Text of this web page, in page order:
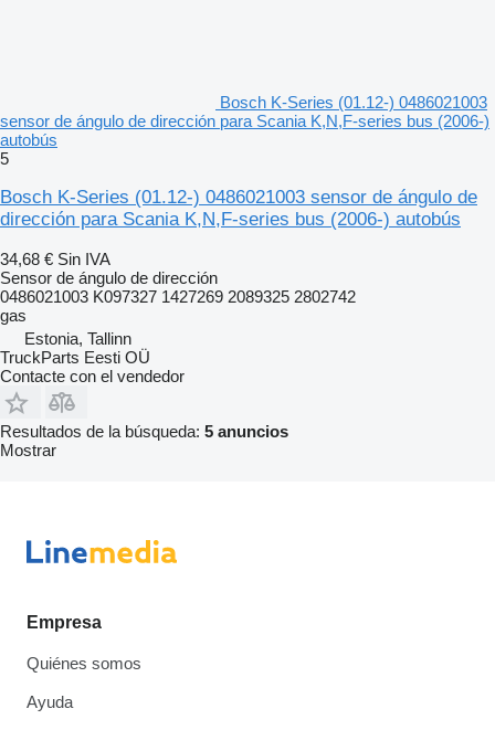
Bosch K-Series (01.12-) 0486021003
sensor de ángulo de dirección para Scania K,N,F-series bus (2006-)
autobús
5
Bosch K-Series (01.12-) 0486021003 sensor de ángulo de
dirección para Scania K,N,F-series bus (2006-) autobús
34,68 € Sin IVA
Sensor de ángulo de dirección
0486021003 K097327 1427269 2089325 2802742
gas
Estonia, Tallinn
TruckParts Eesti OÜ
Contacte con el vendedor
Resultados de la búsqueda: 5 anuncios
Mostrar
Empresa
Quiénes somos
Ayuda